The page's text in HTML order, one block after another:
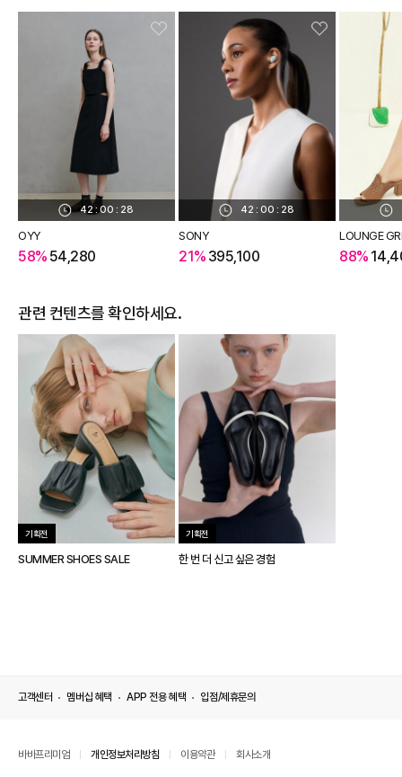
42 :00 : 27
OYY
58% 54,280
42 : 00 : 27
SONY
21% 395,100
LOUNGE
88%
관련 컨텐츠를 확인하세요.
기획전
SUMMER SHOES SALE
기획전
한 번 더 신고 싶은 경험
고객센터 멤버십 혜택 APP 전용 혜택 입점/제휴문의
바바프리미엄 개인정보처리방침 이용약관 회사소개